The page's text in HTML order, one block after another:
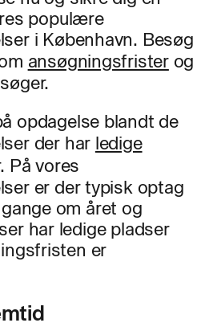
populære
i København. Besøg
ansøgningsfristerog
opdagelse blandt de
der har ledige
På vores
er der typisk optag
om året og
har ledige pladser
er